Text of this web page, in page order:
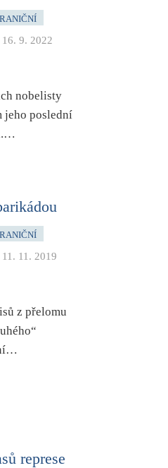
16. 9. 2022
nobelisty
jeho poslední
11. 11. 2019
z přelomu
represe